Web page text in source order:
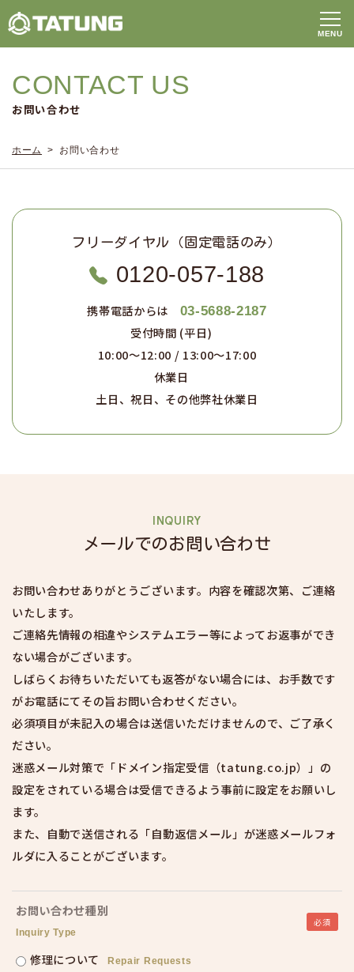
CONTACT US
お問い合わせ
ホーム > お問い合わせ
フリーダイヤル（固定電話のみ）
0120-057-188
携帯電話からは 03-5688-2187
受付時間 (平日)
10:00～12:00 / 13:00～17:00
休業日
土日、祝日、その他弊社休業日
INQUIRY
メールでのお問い合わせ
お問い合わせありがとうございます。内容を確認次第、ご連絡
いたします。
ご連絡先情報の相違やシステムエラー等によってお返事ができ
ない場合がございます。
しばらくお待ちいただいても返答がない場合には、お手数です
がお電話にてその旨お問い合わせください。
必須項目が未記入の場合は送信いただけませんので、ご了承く
ださい。
迷惑メール対策で「ドメイン指定受信（tatung.co.jp）」の
設定をされている場合は受信できるよう事前に設定をお願いし
ます。
また、自動で送信される「自動返信メール」が迷惑メールフォ
ルダに入ることがございます。
お問い合わせ種別
Inquiry Type
必須
修理について Repair Requests